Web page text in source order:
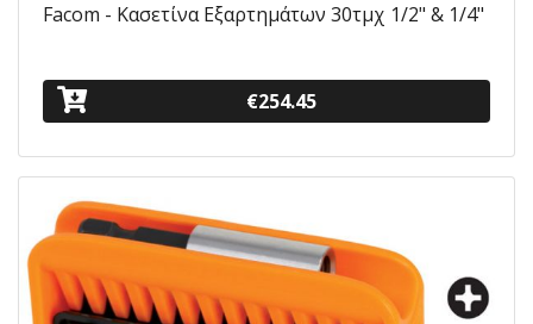
Facom - Κασετίνα Εξαρτημάτων 30τμχ 1/2" & 1/4"
€254.45